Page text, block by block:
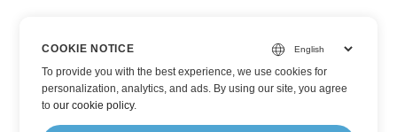
COOKIE NOTICE
To provide you with the best experience, we use cookies for
personalization, analytics, and ads. By using our site, you agree
toour cookie policy.